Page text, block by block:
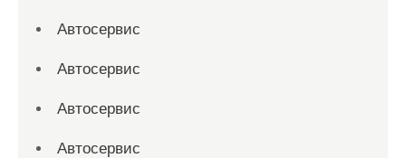
Автосервис
Автосервис
Автосервис
Автосервис